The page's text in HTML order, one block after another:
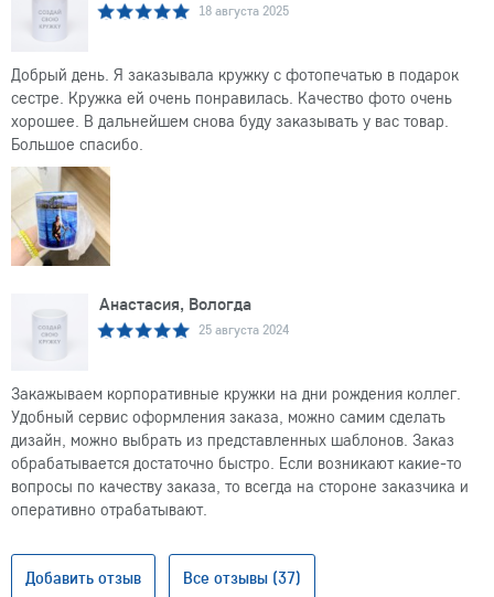
18 августа 2025
Добрый день. Я заказывала кружку с фотопечатью в подарок
сестре. Кружка ей очень понравилась. Качество фото очень
хорошее. В дальнейшем снова буду заказывать у вас товар.
Большое спасибо.
Анастасия, Вологда
25 августа 2024
Закажываем корпоративные кружки на дни рождения коллег.
Удобный сервис оформления заказа, можно самим сделать
дизайн, можно выбрать из представленных шаблонов. Заказ
обрабатывается достаточно быстро. Если возникают какие-то
вопросы по качеству заказа, то всегда на стороне заказчика и
оперативно отрабатывают.
Добавить отзыв Все отзывы (37)